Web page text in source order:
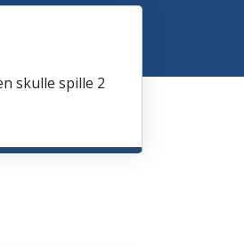
skulle spille 2